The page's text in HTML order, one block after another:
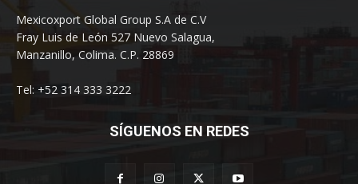
Mexicoxport Global Group S.A de C.V
Fray Luis de León 527 Nuevo Salagua,
Manzanillo, Colima. C.P. 28869
Tel: +52 314 333 3222
SÍGUENOS EN REDES